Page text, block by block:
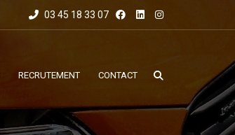
03 45 18 33 07
RECRUTEMENT CONTACT